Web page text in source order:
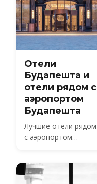
Отели
Будапешта и
отели рядом с
аэропортом
Будапешта
Лучшие отели рядом
с аэропортом